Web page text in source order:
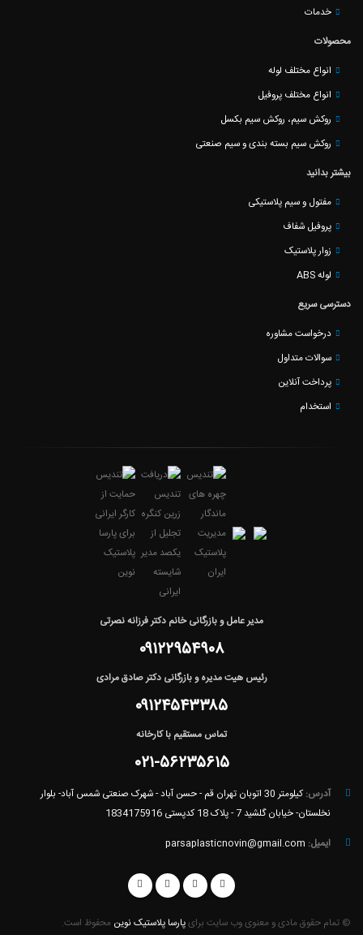
خدمات
محصولات
انواع مختلف لوله
انواع مختلف پروفیل
روکش سیم، روکش سیم بکسل
روکش سیم بسته بندی و سیم صنعتی
بیشتر بدانید
مفتول و سیم پلاستیکی
پروفیل شفاف
زوار پلاستیک
لوله ABS
دسترسی سریع
درخواست مشاوره
سوالات متداول
پرداخت آنلاین
استخدام
مدیر عامل و بازرگانی خانم دکتر فرزانه نصرتی
۰۹۱۲۲۹۵۴۹۰۸
رئیس هیت مدیره و بازرگانی دکتر صادق مرادی
۰۹۱۲۴۵۴۳۳۸۵
تماس مستقیم با کارخانه
۰۲۱-۵۶۲۳۵۶۱۵
آدرس:
کیلومتر 30 اتوبان تهران قم - حسن آباد - شهرک صنعتی شمس آباد- بلوار
نخلستان- خیابان گلشید 7 - پلاک 18 کدپستی 1834175916
ایمیل: parsaplasticnovin@gmail.com
© تمام حقوق مادی و معنوی وب سایت برایپارسا پلاستیک نوین محفوظ است.